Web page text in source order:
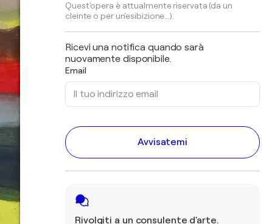
Quest'opera è attualmente riservata (da un
cleinte o per un'esibizione...).
Ricevi una notifica quando sarà
nuovamente disponibile.
Email
Avvisatemi
Rivolgiti a un consulente d'arte.